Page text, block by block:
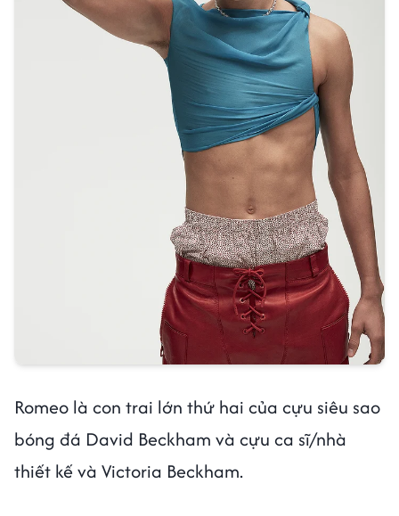
Romeo là con trai lớn thứ hai của cựu siêu sao
bóng đá David Beckham và cựu ca sĩ/nhà
thiết kế và Victoria Beckham.